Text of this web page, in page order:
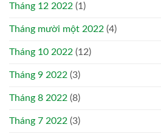
Tháng 12 2022 (1)
Tháng mười một 2022 (4)
Tháng 10 2022 (12)
Tháng 9 2022 (3)
Tháng 8 2022 (8)
Tháng 7 2022 (3)